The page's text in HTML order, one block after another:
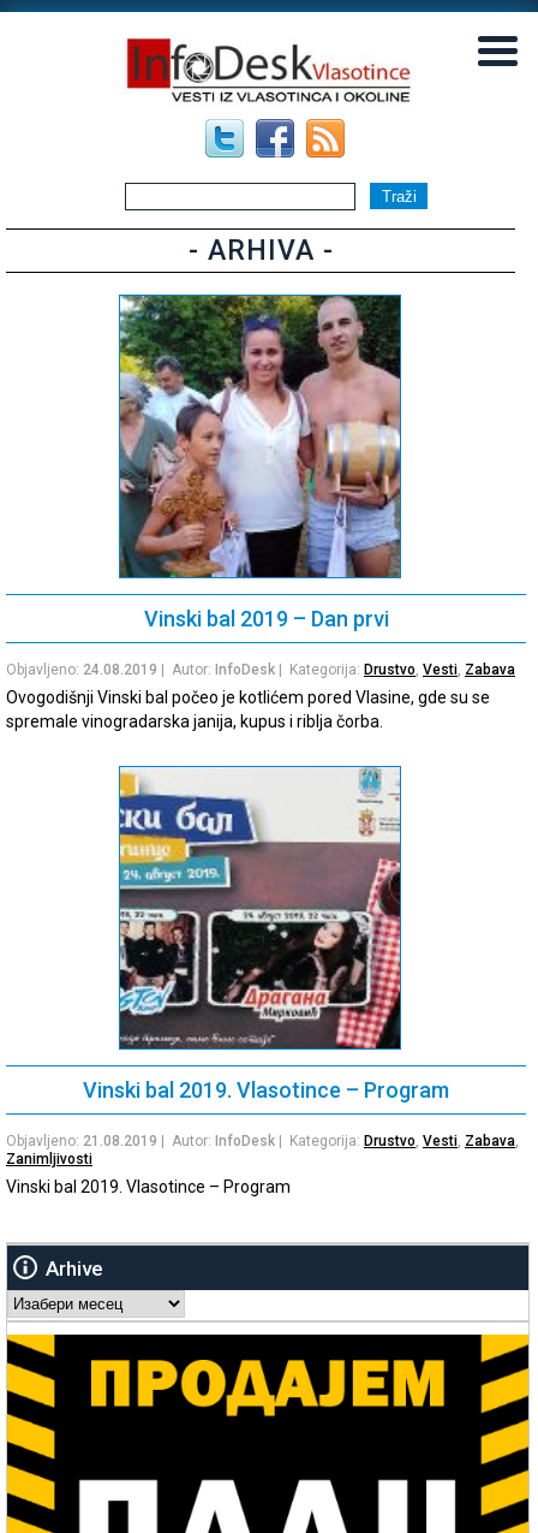
- ARHIVA -
Vinski bal 2019 – Dan prvi
Objavljeno: 24.08.2019 | Autor: InfoDesk | Kategorija: Drustvo, Vesti, Zabava
Ovogodišnji Vinski bal počeo je kotlićem pored Vlasine, gde su se
spremale vinogradarska janija, kupus i riblja čorba.
Vinski bal 2019. Vlasotince – Program
Objavljeno: 21.08.2019 | Autor: InfoDesk | Kategorija: Drustvo, Vesti, Zabava,
Zanimljivosti
Vinski bal 2019. Vlasotince – Program
Arhive
Arhive